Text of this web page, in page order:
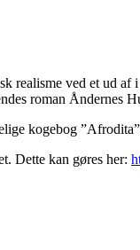
ved et ud af
roman Åndernes
kogebog
Dette kan gøres her: